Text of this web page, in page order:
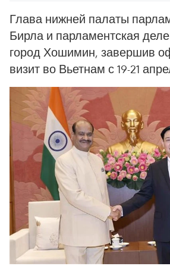
Глава нижней палаты
Бирла и парламентская
город Хошимин, завершив
визит во Вьетнам с 19-21